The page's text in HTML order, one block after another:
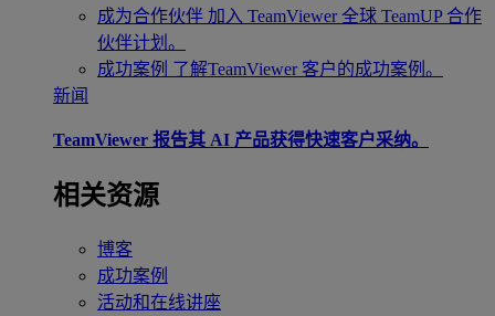
成为合作伙伴 加入 TeamViewer 全球 TeamUP 合作
伙伴计划。
成功案例 了解TeamViewer 客户的成功案例。
新闻
TeamViewer 报告其 AI 产品获得快速客户采纳。
相关资源
博客
成功案例
活动和在线讲座